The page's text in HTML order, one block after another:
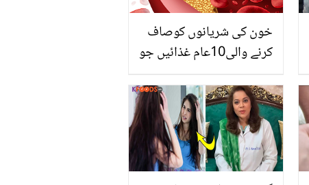
خون کی شریانوں کوصاف
کرنے والی10عام غذائیں جو